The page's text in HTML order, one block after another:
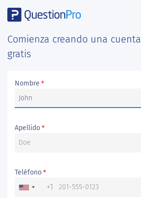
Comienza creando una cuenta
gratis
Nombre *
Apellido*
Teléfono*
+1